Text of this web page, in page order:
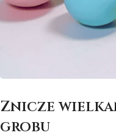
Znicze
grobu